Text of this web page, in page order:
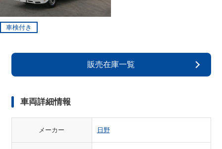
車検付き
販売在庫一覧
車両詳細情報
メーカー 日野